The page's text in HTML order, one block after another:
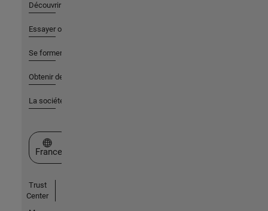
Découvrir les produits
Essayer ou acheter
Se former
Obtenir de l'aide
La société
Sélectionner un site web
France
Trust
Center